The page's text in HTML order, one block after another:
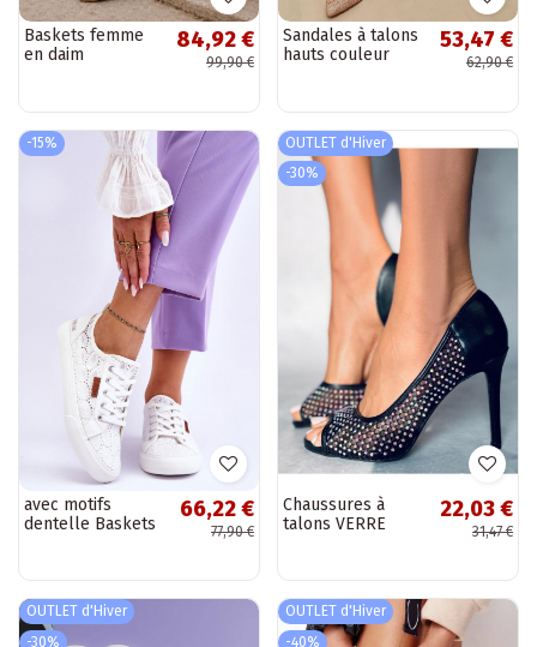
Baskets femme
en daim
84,92 €
99,90 €
Sandales à talons
hauts couleur
turirshina
53,47 €
62,90 €
-15%
avec motifs
dentelle Baskets
66,22 €
77,90 €
OUTLET d'Hiver
-30%
Chaussures à
talons VERRE
22,03 €
31,47 €
OUTLET d'Hiver
-30%
OUTLET d'Hiver
-40%